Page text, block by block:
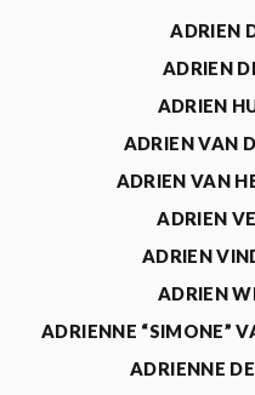
ADRIEN
ADRIEN
ADRIEN
ADRIEN VAN
ADRIEN VAN
ADRIEN
ADRIEN
ADRIEN
ADRIENNE “SIMONE”
ADRIENNE